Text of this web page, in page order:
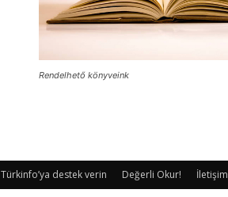
Rendelhető könyveink
Türkinfo’ya destek verin Değerli Okur! İletişim